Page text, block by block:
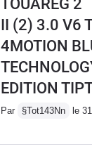
TOUAREG 2
II (2) 3.0 V6
4MOTION
EDITION
Par §Tot143Nn le